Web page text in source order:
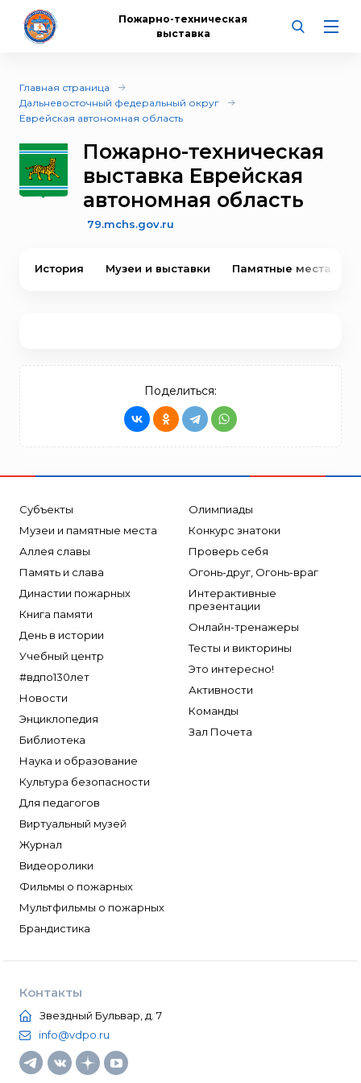
Пожарно-техническая
выставка
Главная страница
Дальневосточный федеральный округ
Еврейская автономная область
Пожарно-техническая
выставка Еврейская
автономная область
79.mchs.gov.ru
История Музеи и выставки Памятные места
Поделиться:
Субъекты
Музеи и памятные места
Аллея славы
Память и слава
Династии пожарных
Книга памяти
День в истории
Учебный центр
#вдпо130лет
Новости
Энциклопедия
Библиотека
Наука и образование
Культура безопасности
Для педагогов
Виртуальный музей
Журнал
Видеоролики
Фильмы о пожарных
Мультфильмы о пожарных
Брандистика
Олимпиады
Конкурс знатоки
Проверь себя
Огонь-друг, Огонь-враг
Интерактивные
презентации
Онлайн-тренажеры
Тесты и викторины
Это интересно!
Активности
Команды
Зал Почета
Контакты
Звездный Бульвар, д. 7
info@vdpo.ru